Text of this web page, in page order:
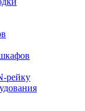
рейку